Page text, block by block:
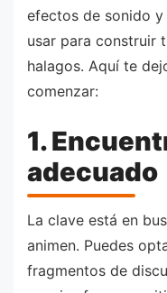
efectos de sonido
usar para construir
halagos. Aquí te
comenzar:
1.
adecuado
La clave está en
animen. Puedes
fragmentos de